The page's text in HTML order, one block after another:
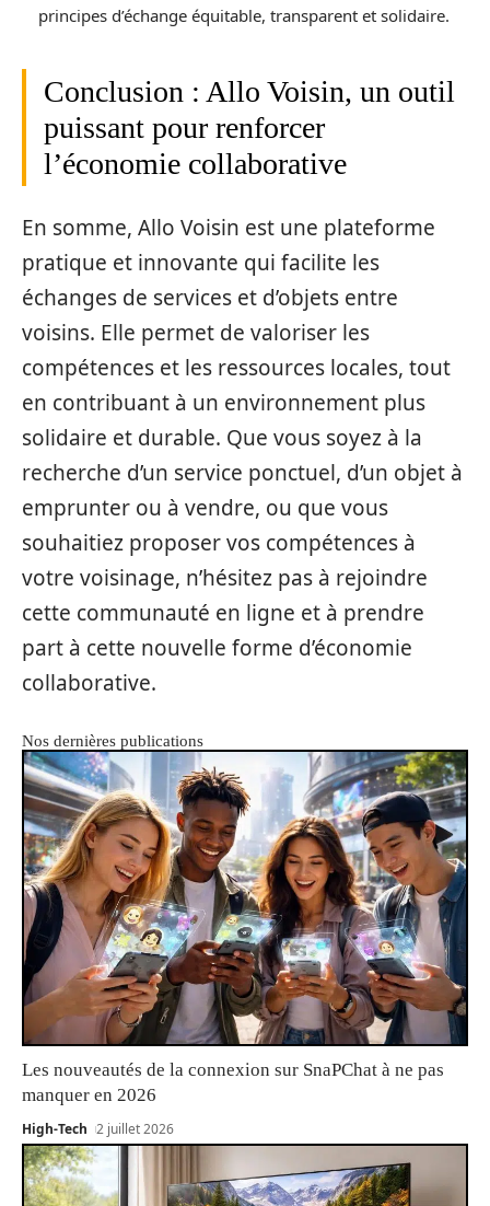
principes d’échange équitable, transparent et solidaire.
Conclusion : Allo Voisin, un outil
puissant pour renforcer
l’économie collaborative
En somme, Allo Voisin est une plateforme
pratique et innovante qui facilite les
échanges de services et d’objets entre
voisins. Elle permet de valoriser les
compétences et les ressources locales, tout
en contribuant à un environnement plus
solidaire et durable. Que vous soyez à la
recherche d’un service ponctuel, d’un objet à
emprunter ou à vendre, ou que vous
souhaitiez proposer vos compétences à
votre voisinage, n’hésitez pas à rejoindre
cette communauté en ligne et à prendre
part à cette nouvelle forme d’économie
collaborative.
Nos dernières publications
Les nouveautés de la connexion sur SnaPChat à ne pas
manquer en 2026
High-Tech 2 juillet 2026